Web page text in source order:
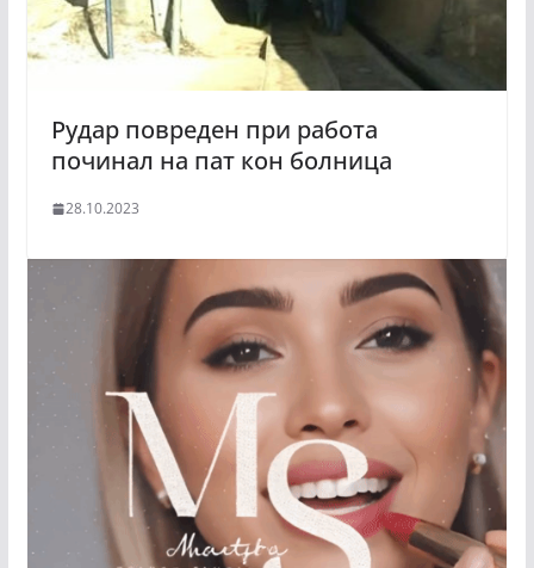
Рудар повреден при работа
починал на пат кон болница
28.10.2023